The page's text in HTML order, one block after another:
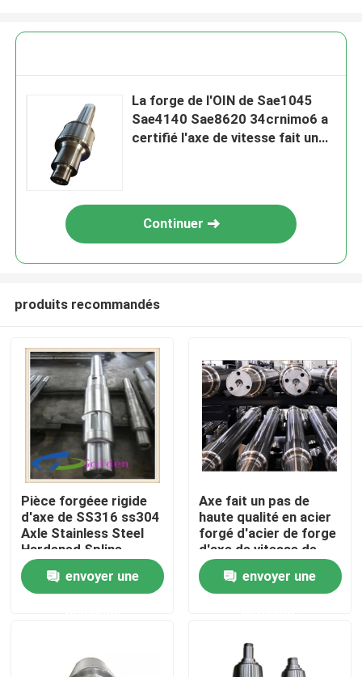
Accueil
A propos de nous
La forge de l'OIN de Sae1045
Sae4140 Sae8620 34crnimo6 a
certifié l'axe de vitesse fait un
Continuer
produits recommandés
Pièce forgéee rigide
d'axe de SS316 ss304
Axle Stainless Steel
Hardened Spline
envoyer une
Axe fait un pas de
haute qualité en acier
forgé d'acier de forge
d'axe de vitesse de
42CrMo 34CrNiMo6
envoyer une